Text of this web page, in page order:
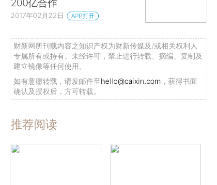
200亿合作
2017年02月22日 APP打开
财新网所刊载内容之知识产权为财新传媒及/或相关权利人
专属所有或持有。未经许可，禁止进行转载、摘编、复制及
建立镜像等任何使用。
如有意愿转载，请发邮件至hello@caixin.com ，获得书面
确认及授权后，方可转载。
推荐阅读